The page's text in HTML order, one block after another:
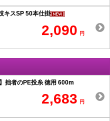
キスSP 50本仕掛
2,090 円
拙者のPE投糸 徳用 600m
2,683 円